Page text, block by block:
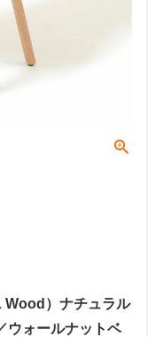
Wood）ナチュラル
ウォールナットベ